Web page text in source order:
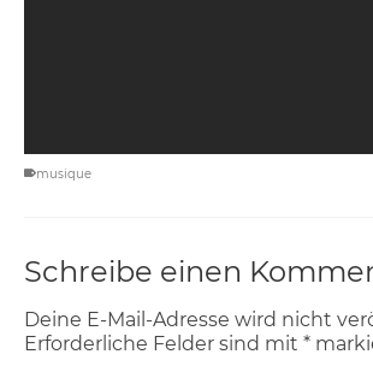
musique
Schreibe einen
Deine E-Mail-Adresse wird nicht
Erforderliche Felder sind mit *